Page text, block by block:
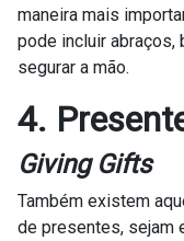
maneira mais
pode incluir abraços,
segurar a mão.
4.
Giving Gifts
Também existem
de presentes, sejam